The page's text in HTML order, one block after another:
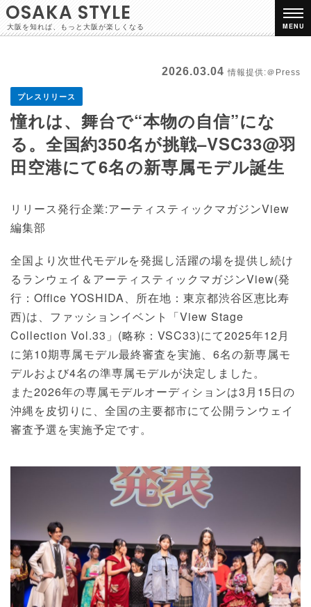
OSAKA STYLE
大阪を知れば、もっと大阪が楽しくなる MENU
2026.03.04 情報提供:＠Press
プレスリリース
憧れは、舞台で“本物の自信”にな
る。全国約350名が挑戦–VSC33@羽
田空港にて6名の新専属モデル誕生
リリース発行企業:アーティスティックマガジンView
編集部
全国より次世代モデルを発掘し活躍の場を提供し続け
るランウェイ＆アーティスティックマガジンView(発
行：Office YOSHIDA、所在地：東京都渋谷区恵比寿
西)は、ファッションイベント「View Stage
Collection Vol.33」(略称：VSC33)にて2025年12月
に第10期専属モデル最終審査を実施、6名の新専属モ
デルおよび4名の準専属モデルが決定しました。
また2026年の専属モデルオーディションは3月15日の
沖縄を皮切りに、全国の主要都市にて公開ランウェイ
審査予選を実施予定です。